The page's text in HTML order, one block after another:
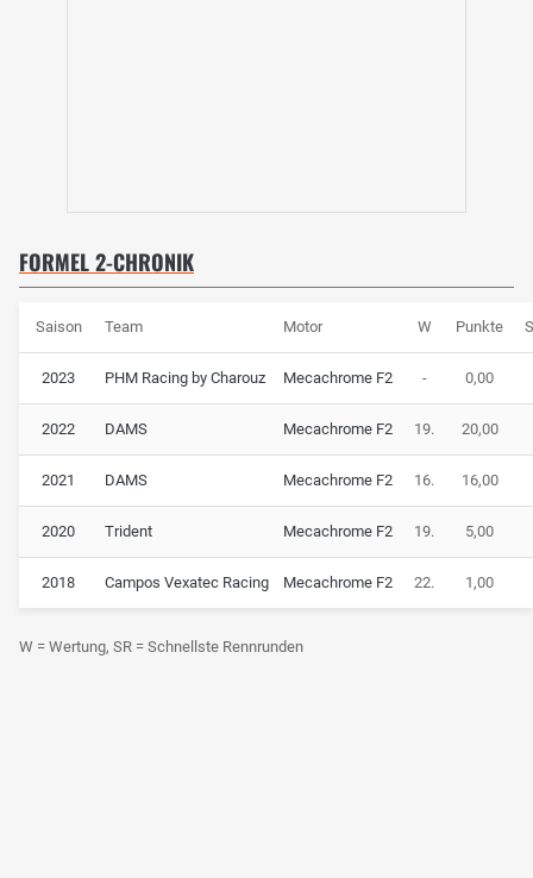
FORMEL 2-CHRONIK
Saison Team Motor W Punkte
2023 PHM Racing by Charouz Mecachrome F2 - 0,00
2022 DAMS Mecachrome F2 19. 20,00
2021 DAMS Mecachrome F2 16. 16,00
2020 Trident Mecachrome F2 19. 5,00
2018 Campos Vexatec Racing Mecachrome F2 22. 1,00
W = Wertung, SR = Schnellste Rennrunden